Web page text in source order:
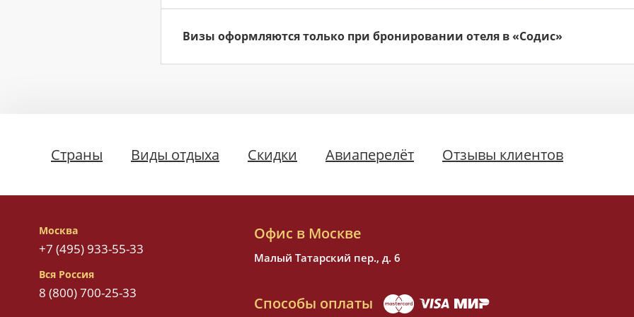
Визы оформляются только при бронировании отеля в «Содис»
Страны Виды отдыха Скидки Авиаперелёт Отзывы клиентов
Москва
+7 (495) 933-55-33
Вся Россия
8 (800) 700-25-33
Офис в Москве
Малый Татарский пер., д. 6
Способы оплаты